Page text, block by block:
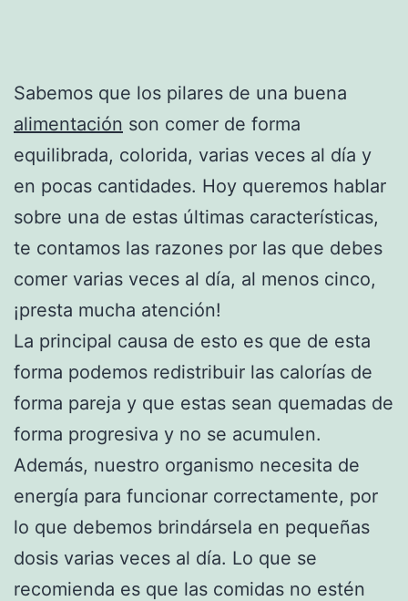
Sabemos que los pilares de una buena
alimentación son comer de forma
equilibrada, colorida, varias veces al día y
en pocas cantidades. Hoy queremos hablar
sobre una de estas últimas características,
te contamos las razones por las que debes
comer varias veces al día, al menos cinco,
¡presta mucha atención!
La principal causa de esto es que de esta
forma podemos redistribuir las calorías de
forma pareja y que estas sean quemadas de
forma progresiva y no se acumulen.
Además, nuestro organismo necesita de
energía para funcionar correctamente, por
lo que debemos brindársela en pequeñas
dosis varias veces al día. Lo que se
recomienda es que las comidas no estén